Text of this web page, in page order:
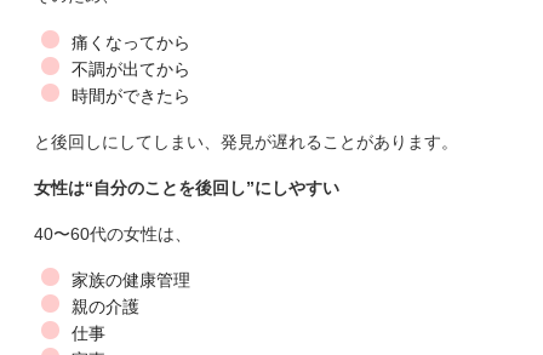
痛くなってから
不調が出てから
時間ができたら
と後回しにしてしまい、発見が遅れることがあります。
女性は“自分のことを後回し”にしやすい
40〜60代の女性は、
家族の健康管理
親の介護
仕事